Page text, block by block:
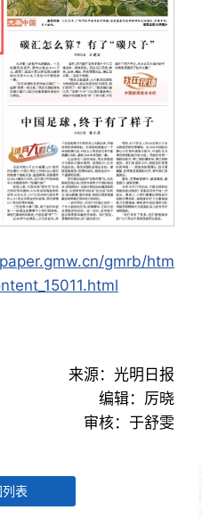
gmrb/htm
来源：光明日报
编辑：厉晓
审核：于舒雯
表